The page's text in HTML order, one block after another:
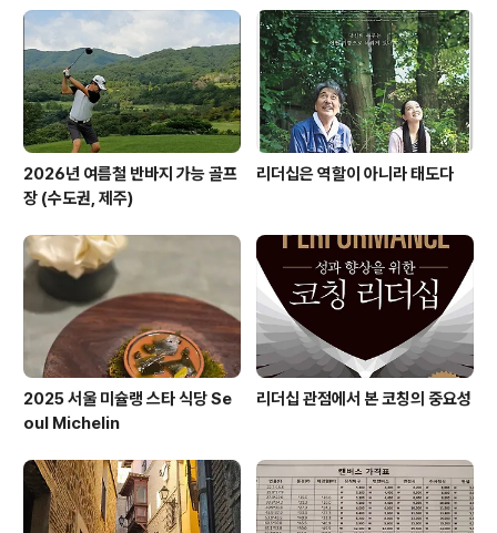
는 목조다리 중 가장 오래된 다리라는 카펠교..12살 어린아
이 눈에 한없이 멋있기만 하던 그 목조다리.. 스위스로의 두
번째 여행은 바로 그 카펠교로부터 시작되었다. 여름휴가
를 준비하..
2026년 여름철 반바지 가능 골프
장 (수도권, 제주)
리더십은 역할이 아니라 태도다
2025 서울 미슐랭 스타 식당 Se
oul Michelin
리더십 관점에서 본 코칭의 중요성